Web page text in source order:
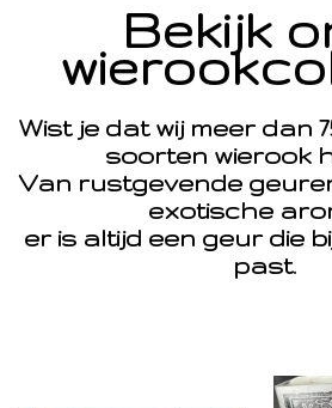
Bekijk
Wist je dat wij meer dan
soorten wierook
Van rustgevende
exotische
er is altijd een geur die
past.